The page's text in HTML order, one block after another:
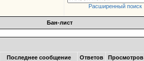
Расширенный поиск
Бан-лист
Последнее сообщение Ответов Просмотров